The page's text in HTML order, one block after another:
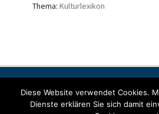
Thema: Kulturlexikon
Diese Website verwendet Cookies.
Dienste erklären Sie sich damit